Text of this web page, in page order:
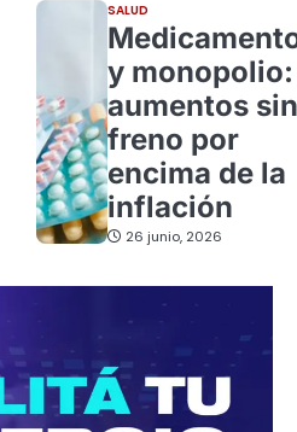
SALUD
y monopolio:
aumentos sin
freno por
encima de la
inflación
26 junio, 2026